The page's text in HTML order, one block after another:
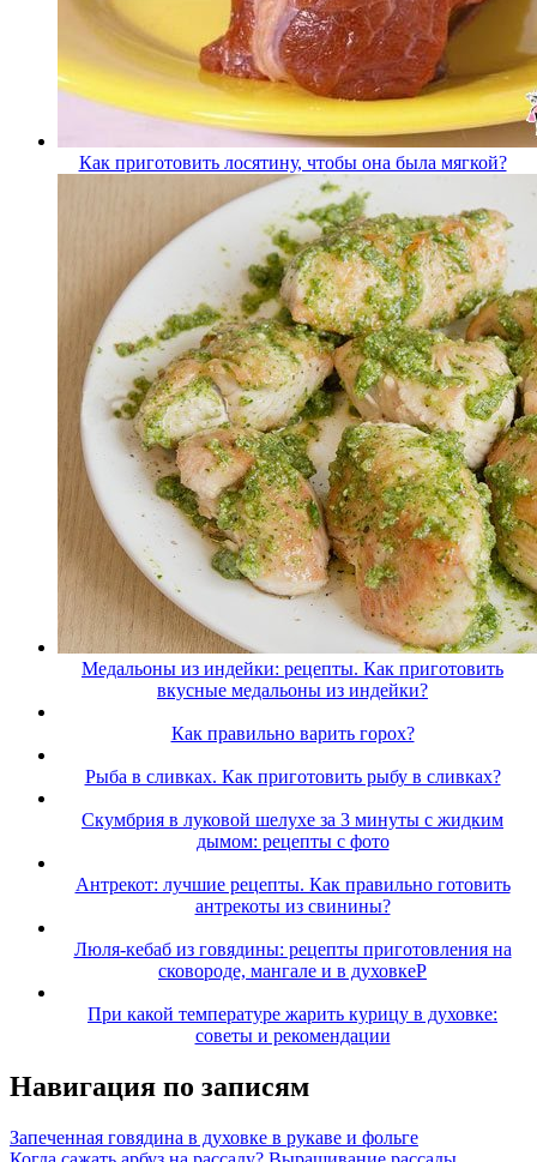
Как приготовить лосятину, чтобы она была мягкой?
Медальоны из индейки: рецепты. Как приготовить
вкусные медальоны из индейки?
Как правильно варить горох?
Рыба в сливках. Как приготовить рыбу в сливках?
Скумбрия в луковой шелухе за 3 минуты с жидким
дымом: рецепты с фото
Антрекот: лучшие рецепты. Как правильно готовить
антрекоты из свинины?
Люля-кебаб из говядины: рецепты приготовления на
сковороде, мангале и в духовкеP
При какой температуре жарить курицу в духовке:
советы и рекомендации
Навигация по записям
Запеченная говядина в духовке в рукаве и фольге